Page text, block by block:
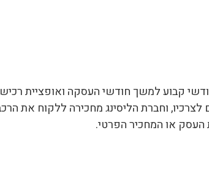
קבוע למשך חודשי העסקה ואופציית
וחברת הליסינג מחכירה ללקוח את